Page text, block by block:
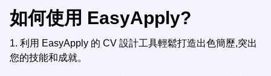
如何使用 EasyApply?
1. 利用 EasyApply 的 CV 設計工具輕鬆打造出色簡歷,突出
您的技能和成就。